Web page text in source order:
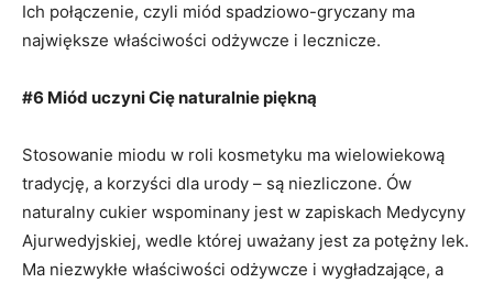
Ich połączenie, czyli miód spadziowo-gryczany ma
największe właściwości odżywcze i lecznicze.
#6 Miód uczyni Cię naturalnie piękną
Stosowanie miodu w roli kosmetyku ma wielowiekową
tradycję, a korzyści dla urody – są niezliczone. Ów
naturalny cukier wspominany jest w zapiskach Medycyny
Ajurwedyjskiej, wedle której uważany jest za potężny lek.
Ma niezwykłe właściwości odżywcze i wygładzające, a